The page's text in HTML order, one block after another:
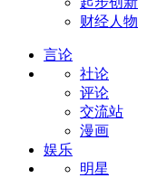
财经人物
言论
社论
评论
交流站
漫画
娱乐
明星